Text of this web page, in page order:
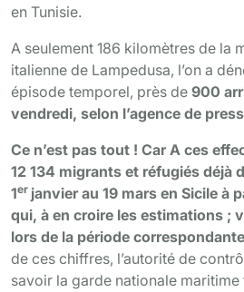
en Tunisie.
A seulement 186 kilomètres de la
italienne de Lampedusa, l’on a
épisode temporel, près de 900
vendredi, selon l’agence de
Ce n’est pas tout ! Car A ces
12 134 migrants et réfugiés déjà
1er janvier au 19 mars en Sicile à
qui, à en croire les estimations ;
lors de la période
de ces chiffres, l’autorité de
savoir la garde nationale maritime